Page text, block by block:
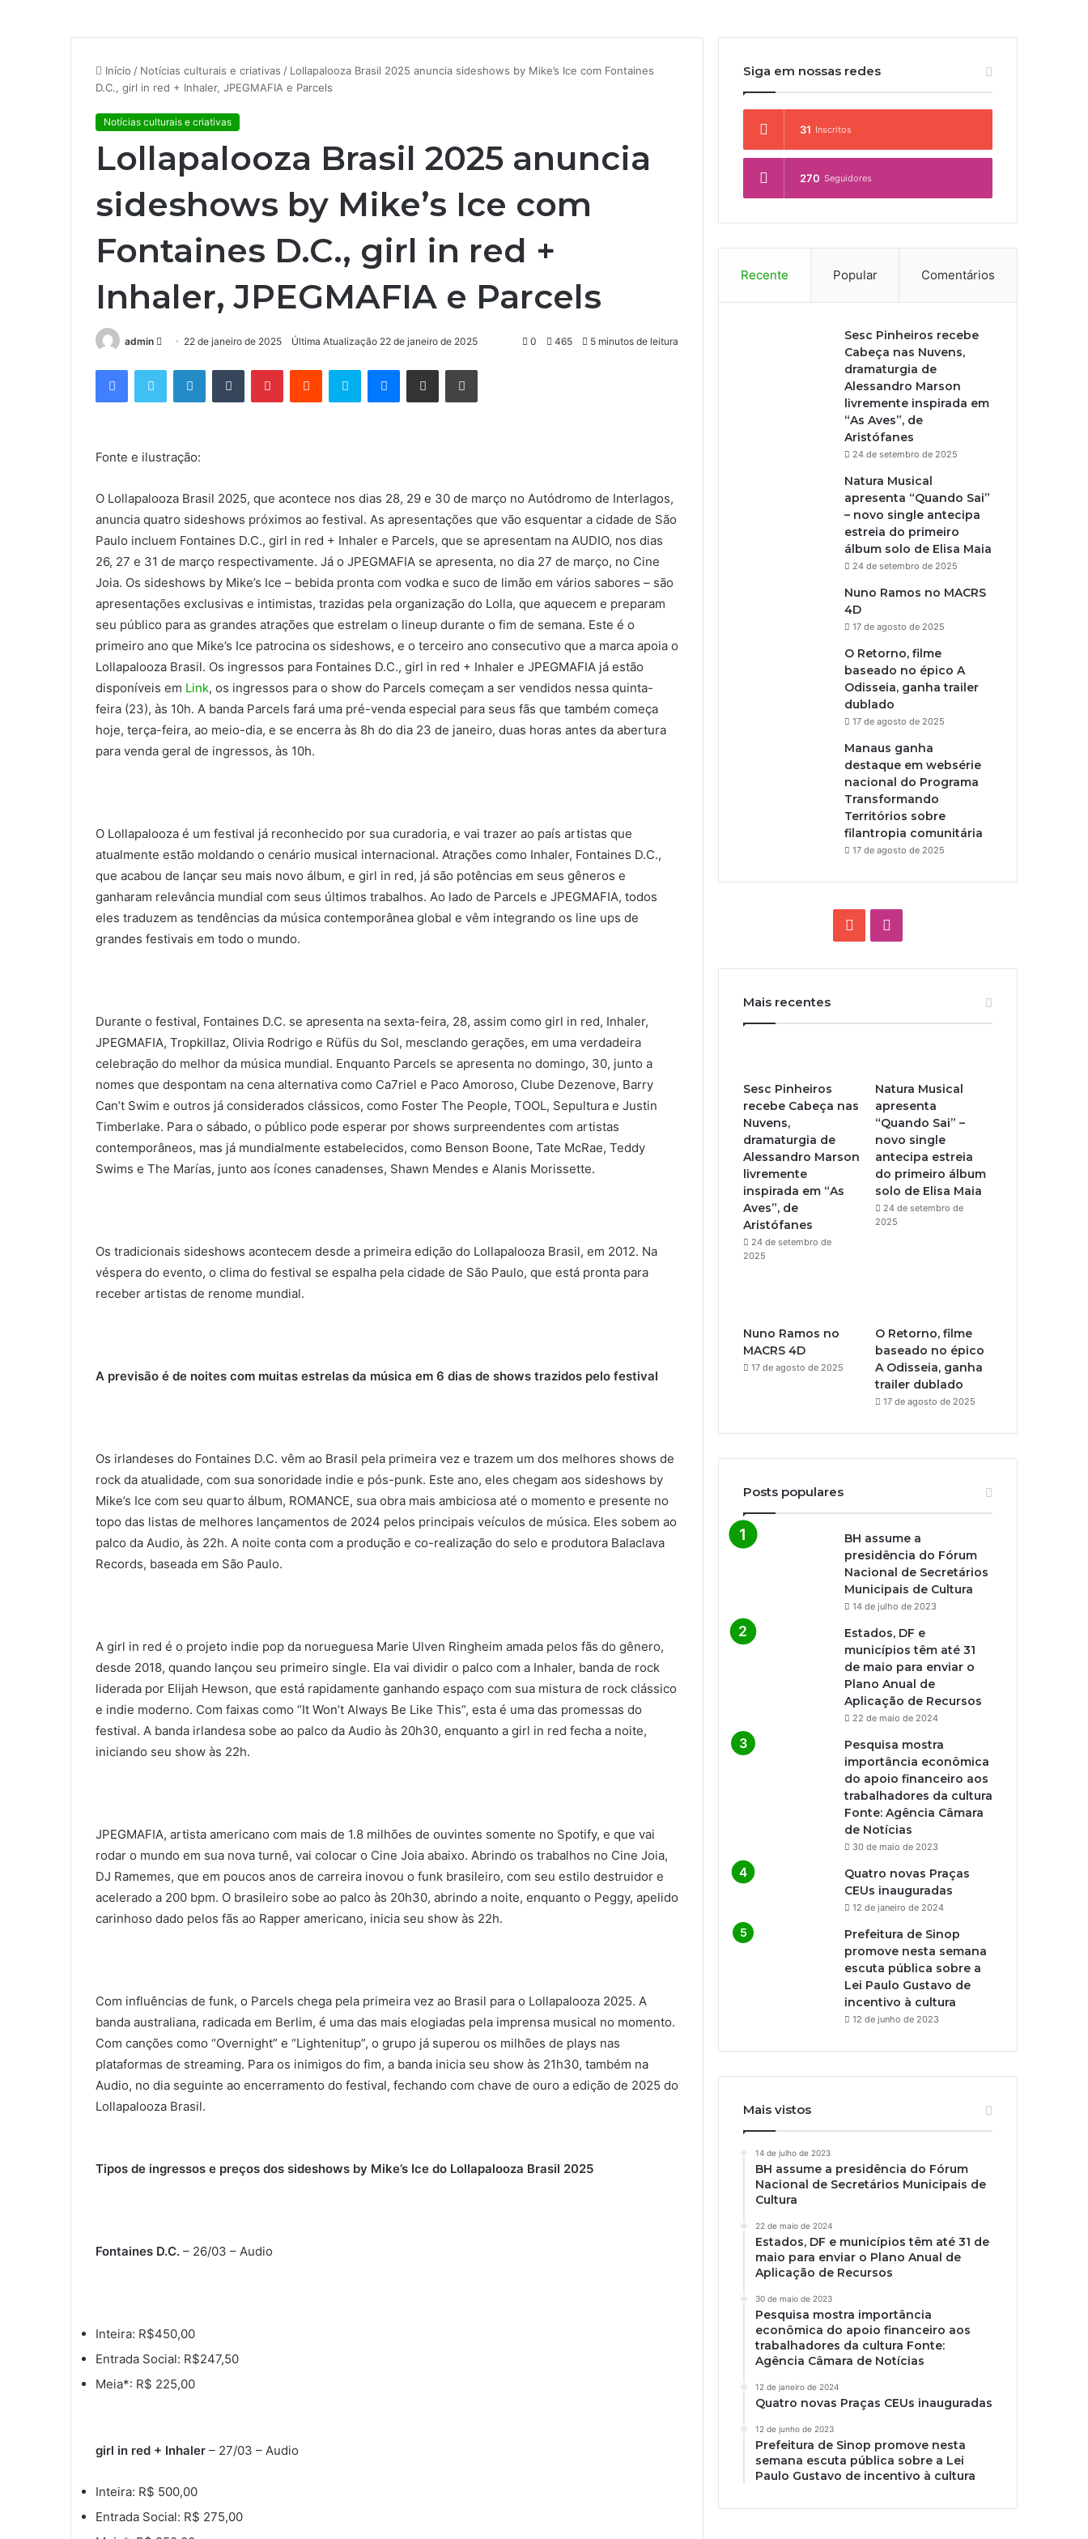
Início / Notícias culturais e criativas / Lollapalooza Brasil 2025 anuncia sideshows by Mike’s Ice com Fontaines
D.C., girl in red + Inhaler, JPEGMAFIA e Parcels
Notícias culturais e criativas
Lollapalooza Brasil 2025 anuncia
sideshows by Mike’s Ice com
Fontaines D.C., girl in red +
Inhaler, JPEGMAFIA e Parcels
admin
d
m
-
m
a
22 de janeiro de 2025 Última Atualização 22 de janeiro de 2025 0 465 5 minutos de leitura
Fonte e ilustração:
O Lollapalooza Brasil 2025, que acontece nos dias 28, 29 e 30 de março no Autódromo de Interlagos,
anuncia quatro sideshows próximos ao festival. As apresentações que vão esquentar a cidade de São
Paulo incluem Fontaines D.C., girl in red + Inhaler e Parcels, que se apresentam na AUDIO, nos dias
26, 27 e 31 de março respectivamente. Já o JPEGMAFIA se apresenta, no dia 27 de março, no Cine
Joia. Os sideshows by Mike’s Ice – bebida pronta com vodka e suco de limão em vários sabores – são
apresentações exclusivas e intimistas, trazidas pela organização do Lolla, que aquecem e preparam
seu público para as grandes atrações que estrelam o lineup durante o fim de semana. Este é o
primeiro ano que Mike’s Ice patrocina os sideshows, e o terceiro ano consecutivo que a marca apoia o
Lollapalooza Brasil. Os ingressos para Fontaines D.C., girl in red + Inhaler e JPEGMAFIA já estão
disponíveis em Link, os ingressos para o show do Parcels começam a ser vendidos nessa quinta-
feira (23), às 10h. A banda Parcels fará uma pré-venda especial para seus fãs que também começa
hoje, terça-feira, ao meio-dia, e se encerra às 8h do dia 23 de janeiro, duas horas antes da abertura
para venda geral de ingressos, às 10h.
O Lollapalooza é um festival já reconhecido por sua curadoria, e vai trazer ao país artistas que
atualmente estão moldando o cenário musical internacional. Atrações como Inhaler, Fontaines D.C.,
que acabou de lançar seu mais novo álbum, e girl in red, já são potências em seus gêneros e
ganharam relevância mundial com seus últimos trabalhos. Ao lado de Parcels e JPEGMAFIA, todos
eles traduzem as tendências da música contemporânea global e vêm integrando os line ups de
grandes festivais em todo o mundo.
Durante o festival, Fontaines D.C. se apresenta na sexta-feira, 28, assim como girl in red, Inhaler,
JPEGMAFIA, Tropkillaz, Olivia Rodrigo e Rüfüs du Sol, mesclando gerações, em uma verdadeira
celebração do melhor da música mundial. Enquanto Parcels se apresenta no domingo, 30, junto a
nomes que despontam na cena alternativa como Ca7riel e Paco Amoroso, Clube Dezenove, Barry
Can’t Swim e outros já considerados clássicos, como Foster The People, TOOL, Sepultura e Justin
Timberlake. Para o sábado, o público pode esperar por shows surpreendentes com artistas
contemporâneos, mas já mundialmente estabelecidos, como Benson Boone, Tate McRae, Teddy
Swims e The Marías, junto aos ícones canadenses, Shawn Mendes e Alanis Morissette.
Os tradicionais sideshows acontecem desde a primeira edição do Lollapalooza Brasil, em 2012. Na
véspera do evento, o clima do festival se espalha pela cidade de São Paulo, que está pronta para
receber artistas de renome mundial.
A previsão é de noites com muitas estrelas da música em 6 dias de shows trazidos pelo festival
Os irlandeses do Fontaines D.C. vêm ao Brasil pela primeira vez e trazem um dos melhores shows de
rock da atualidade, com sua sonoridade indie e pós-punk. Este ano, eles chegam aos sideshows by
Mike’s Ice com seu quarto álbum, ROMANCE, sua obra mais ambiciosa até o momento e presente no
topo das listas de melhores lançamentos de 2024 pelos principais veículos de música. Eles sobem ao
palco da Audio, às 22h. A noite conta com a produção e co-realização do selo e produtora Balaclava
Records, baseada em São Paulo.
A girl in red é o projeto indie pop da norueguesa Marie Ulven Ringheim amada pelos fãs do gênero,
desde 2018, quando lançou seu primeiro single. Ela vai dividir o palco com a Inhaler, banda de rock
liderada por Elijah Hewson, que está rapidamente ganhando espaço com sua mistura de rock clássico
e indie moderno. Com faixas como “It Won’t Always Be Like This”, esta é uma das promessas do
festival. A banda irlandesa sobe ao palco da Audio às 20h30, enquanto a girl in red fecha a noite,
iniciando seu show às 22h.
JPEGMAFIA, artista americano com mais de 1.8 milhões de ouvintes somente no Spotify, e que vai
rodar o mundo em sua nova turnê, vai colocar o Cine Joia abaixo. Abrindo os trabalhos no Cine Joia,
DJ Ramemes, que em poucos anos de carreira inovou o funk brasileiro, com seu estilo destruidor e
acelerado a 200 bpm. O brasileiro sobe ao palco às 20h30, abrindo a noite, enquanto o Peggy, apelido
carinhoso dado pelos fãs ao Rapper americano, inicia seu show às 22h.
Com influências de funk, o Parcels chega pela primeira vez ao Brasil para o Lollapalooza 2025. A
banda australiana, radicada em Berlim, é uma das mais elogiadas pela imprensa musical no momento.
Com canções como “Overnight” e “Lightenitup”, o grupo já superou os milhões de plays nas
plataformas de streaming. Para os inimigos do fim, a banda inicia seu show às 21h30, também na
Audio, no dia seguinte ao encerramento do festival, fechando com chave de ouro a edição de 2025 do
Lollapalooza Brasil.
Tipos de ingressos e preços dos sideshows by Mike’s Ice do Lollapalooza Brasil 2025
Fontaines D.C. – 26/03 – Audio
Inteira: R$450,00
Entrada Social: R$247,50
Meia*: R$ 225,00
girl in red + Inhaler – 27/03 – Audio
Inteira: R$ 500,00
Entrada Social: R$ 275,00
Siga em nossas redes
31 Inscritos
270 Seguidores
Recente Popular Comentários
Sesc Pinheiros recebe
Cabeça nas Nuvens,
dramaturgia de
Alessandro Marson
livremente inspirada em
“As Aves”, de
Aristófanes
24 de setembro de 2025
Natura Musical
apresenta “Quando Sai”
– novo single antecipa
estreia do primeiro
álbum solo de Elisa Maia
24 de setembro de 2025
Nuno Ramos no MACRS
4D
17 de agosto de 2025
O Retorno, filme
baseado no épico A
Odisseia, ganha trailer
dublado
17 de agosto de 2025
Manaus ganha
destaque em websérie
nacional do Programa
Transformando
Territórios sobre
filantropia comunitária
17 de agosto de 2025
T
t
g
r
a
m
Mais recentes
Sesc Pinheiros
recebe Cabeça nas
Nuvens,
dramaturgia de
Alessandro Marson
livremente
inspirada em “As
Aves”, de
Aristófanes
24 de setembro de
2025
Natura Musical
apresenta
“Quando Sai” –
novo single
antecipa estreia
do primeiro álbum
solo de Elisa Maia
24 de setembro de
2025
Nuno Ramos no
MACRS 4D
17 de agosto de 2025
O Retorno, filme
baseado no épico
A Odisseia, ganha
trailer dublado
17 de agosto de 2025
Posts populares
BH assume a
presidência do Fórum
Nacional de Secretários
Municipais de Cultura
14 de julho de 2023
Estados, DF e
municípios têm até 31
de maio para enviar o
Plano Anual de
Aplicação de Recursos
22 de maio de 2024
Pesquisa mostra
importância econômica
do apoio financeiro aos
trabalhadores da cultura
Fonte: Agência Câmara
de Notícias
30 de maio de 2023
Quatro novas Praças
CEUs inauguradas
12 de janeiro de 2024
Prefeitura de Sinop
promove nesta semana
escuta pública sobre a
Lei Paulo Gustavo de
incentivo à cultura
12 de junho de 2023
Mais vistos
14 de julho de 2023
BH assume a presidência do Fórum
Nacional de Secretários Municipais de
Cultura
22 de maio de 2024
Estados, DF e municípios têm até 31 de
maio para enviar o Plano Anual de
Aplicação de Recursos
30 de maio de 2023
Pesquisa mostra importância
econômica do apoio financeiro aos
trabalhadores da cultura Fonte:
Agência Câmara de Notícias
12 de janeiro de 2024
Quatro novas Praças CEUs inauguradas
12 de junho de 2023
Prefeitura de Sinop promove nesta
semana escuta pública sobre a Lei
Paulo Gustavo de incentivo à cultura